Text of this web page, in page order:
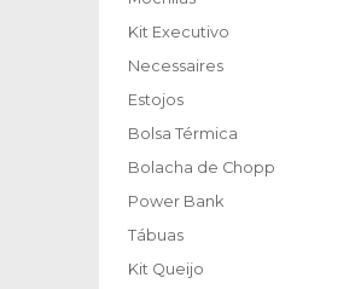
Kit Executivo
Necessaires
Estojos
Bolsa Térmica
Bolacha de Chopp
Power Bank
Tábuas
Kit Queijo